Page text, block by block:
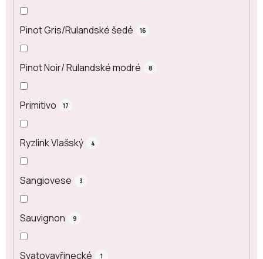
Pinot Gris/Rulandské šedé 16
Pinot Noir/ Rulandské modré 8
Primitivo 17
Ryzlink Vlašský 4
Sangiovese 3
Sauvignon 9
Svatovavřinecké 1